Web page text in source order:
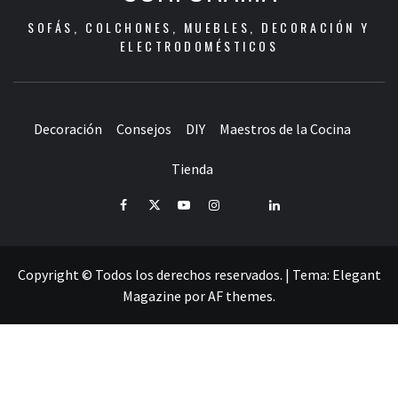
SOFÁS, COLCHONES, MUEBLES, DECORACIÓN Y
ELECTRODOMÉSTICOS
Decoración Consejos DIY Maestros de la Cocina
Tienda
FacebookTwitterYoutubeInstagramPinterestLinkedIn
Copyright © Todos los derechos reservados. | Tema: Elegant
Magazine porAF themes.